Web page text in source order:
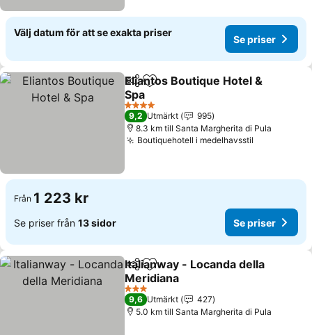
Välj datum för att se exakta priser
Se priser
Dela Lägg till i Mina Favoriter
Eliantos Boutique Hotel &
Spa
Se priser
4 Stjärnor
9,2 Utmärkt
995
8.3 km till Santa Margherita di Pula
Boutiquehotell i medelhavsstil
Från 1 223 kr
Se priser från 13 sidor Se priser
Dela Lägg till i Mina Favoriter
Italianway - Locanda della
Meridiana
Se priser
3 Stjärnor
9,6 Utmärkt
427
5.0 km till Santa Margherita di Pula